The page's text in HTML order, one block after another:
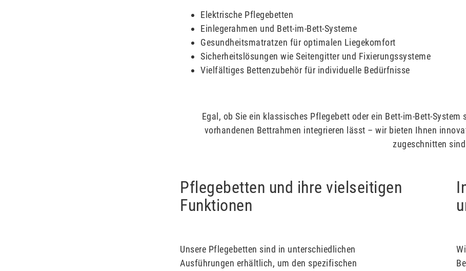
Elektrische Pflegebetten
Einlegerahmen und Bett-im-Bett-Systeme
Gesundheitsmatratzen für optimalen Liegekomfort
Sicherheitslösungen wie Seitengitter und Fixierungssysteme
Vielfältiges Bettenzubehör für individuelle Bedürfnisse
Egal, ob Sie ein klassisches Pflegebett oder ein Bett-im-Bett-
vorhandenen Bettrahmen integrieren lässt – wir bieten Ihnen
zugeschnitten
Pflegebetten und ihre vielseitigen
Funktionen
Unsere Pflegebetten sind in unterschiedlichen
Ausführungen erhältlich, um den spezifischen